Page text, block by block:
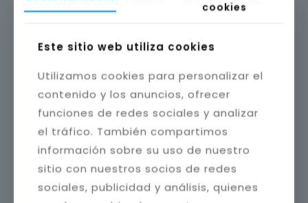
cookies
Este sitio web utiliza cookies
Utilizamos cookies para personalizar el
contenido y los anuncios, ofrecer
funciones de redes sociales y analizar
el tráfico. También compartimos
información sobre su uso de nuestro
sitio con nuestros socios de redes
sociales, publicidad y análisis, quienes